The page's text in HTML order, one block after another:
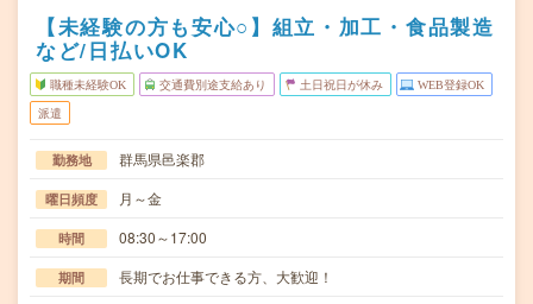
【未経験の方も安心○】組立・加工・食品製造
など/日払いOK
職種未経験OK 交通費別途支給あり 土日祝日が休み WEB登録OK
派遣
勤務地 群馬県邑楽郡
曜日頻度 月～金
時間 08:30～17:00
期間 長期でお仕事できる方、大歓迎！